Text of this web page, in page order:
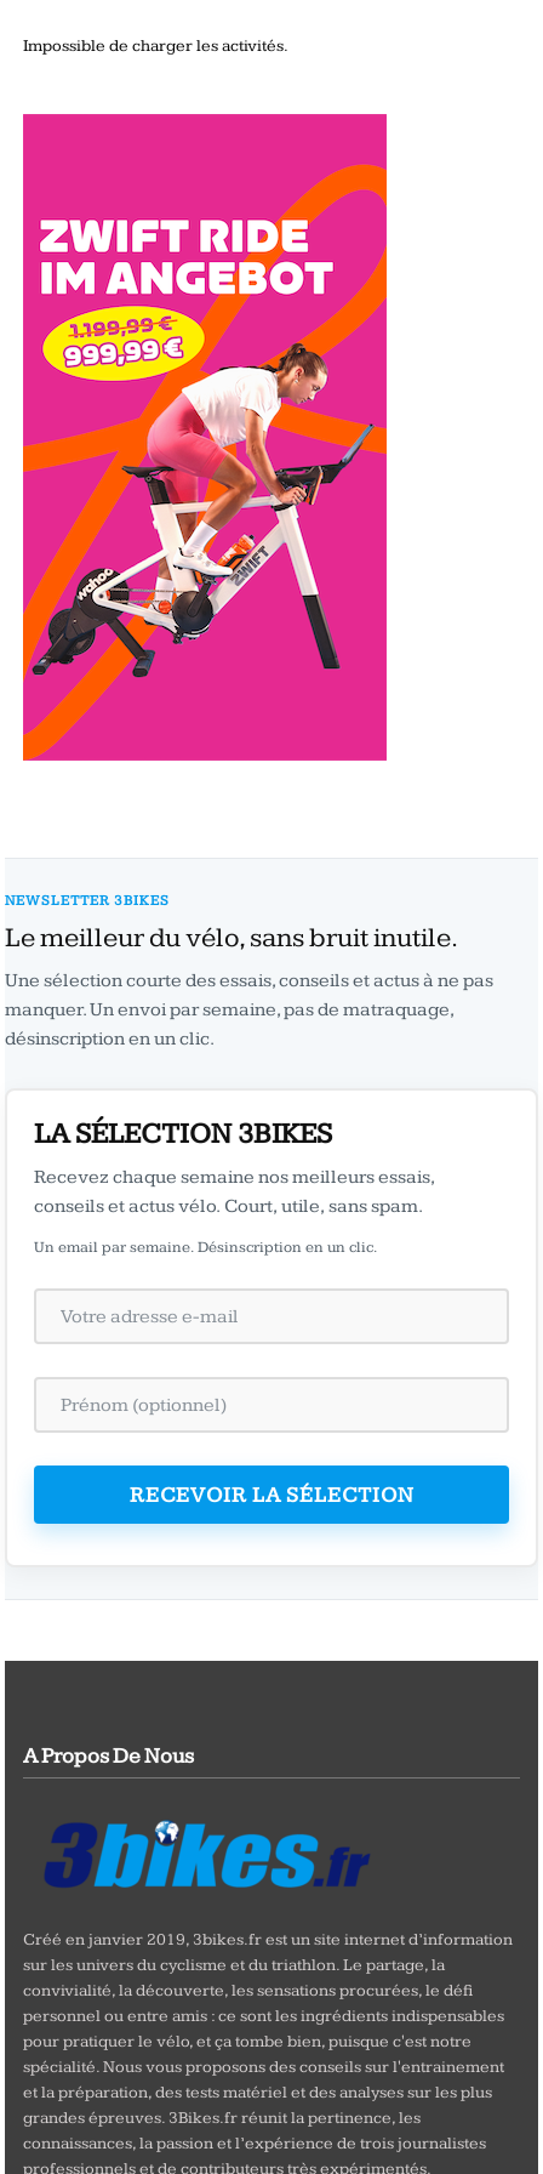
Impossible de charger les activités.
NEWSLETTER 3BIKES
Le meilleur du vélo, sans bruit inutile.
Une sélection courte des essais, conseils et actus à ne pas
manquer. Un envoi par semaine, pas de matraquage,
désinscription en un clic.
LA SÉLECTION 3BIKES
Recevez chaque semaine nos meilleurs essais,
conseils et actus vélo. Court, utile, sans spam.
Un email par semaine. Désinscription en un clic.
RECEVOIR LA SÉLECTION
A Propos De Nous
Créé en janvier 2019, 3bikes.fr est un site internet d’information
sur les univers du cyclisme et du triathlon. Le partage, la
convivialité, la découverte, les sensations procurées, le défi
personnel ou entre amis : ce sont les ingrédients indispensables
pour pratiquer le vélo, et ça tombe bien, puisque c'est notre
spécialité. Nous vous proposons des conseils sur l'entrainement
et la préparation, des tests matériel et des analyses sur les plus
grandes épreuves. 3Bikes.fr réunit la pertinence, les
connaissances, la passion et l’expérience de trois journalistes
professionnels et de contributeurs très expérimentés.